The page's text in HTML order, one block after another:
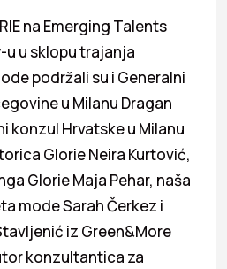
na Emerging Talents
u u sklopu trajanja
podržali su i Generalni
u Milanu Dragan
konzul Hrvatske u Milanu
Glorie Neira Kurtović,
Glorie Maja Pehar, naša
mode Sarah Čerkez i
iz Green&More
konzultantica za